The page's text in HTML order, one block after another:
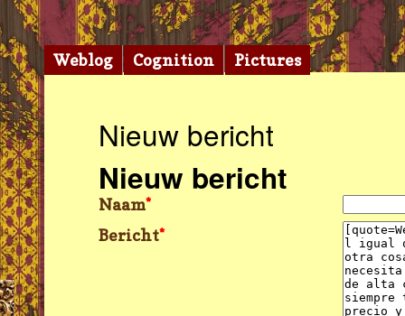
Nieuw bericht
Nieuw bericht
Naam*
Bericht*
Weblog Cognition Pictures